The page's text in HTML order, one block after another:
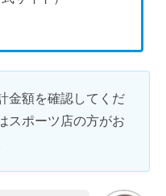
金額を確認してくだ
スポーツ店の方がお